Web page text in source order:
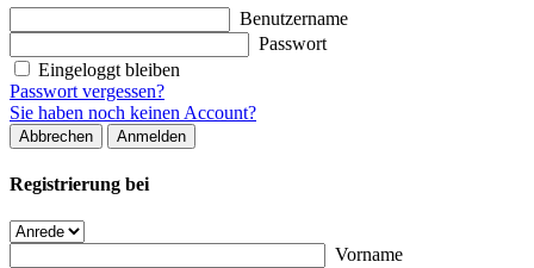
Benutzername
Passwort
Eingeloggt bleiben
Passwort vergessen?
Sie haben noch keinen Account?
Abbrechen Anmelden
Registrierung bei
Vorname